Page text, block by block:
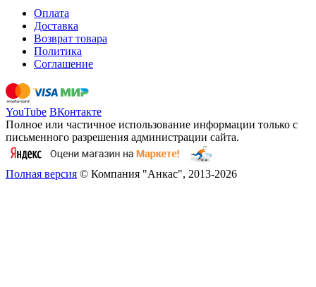
Оплата
Доставка
Возврат товара
Политика
Соглашение
YouTube ВКонтакте
Полное или частичное использование информации только с
письменного разрешения администрации сайта.
Полная версия © Компания "Анкас", 2013-2026